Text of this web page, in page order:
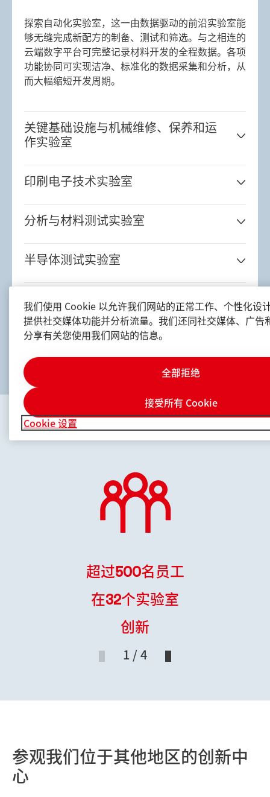
探索自动化实验室，这一由数据驱动的前沿实验室能
够无缝完成新配方的制备、测试和筛选。与之相连的
云端数字平台可完整记录材料开发的全程数据。各项
功能协同可实现洁净、标准化的数据采集和分析，从
而大幅缩短开发周期。
关键基础设施与机械维修、保养和运
作实验室
在本实验室，您将领略行业前沿的产品与解决方案，
和机器，从而延长设备寿命、提高效率并增强可靠
性。
印刷电子技术实验室
探索我们如何在印刷电子技术实验室中，通过配方开
发、印刷技术及创新，打造数据驱动的解决方案。我
们的印刷技术涵盖3D打印、印刷电子技术及导电胶
（ECAs）。在这里，我们依托于汉高先进的材料科
学与自动化技术，将全新设计想法转化为3D、2D制
分析与材料测试实验室
该实验室专注于仪器分析领的专业技技术能力，助力
汉高提升创新竞争优势。凭借领先的分析技术专知和
全面的仪器分析能力，实验室为跨行业领域提供支
析、质谱分析以及材料表征等领域。
半导体测试实验室
材料与工艺的特性，开发先进的制程技术，并挖掘其
在各类半导体器件中的潜在应用，以解决客户的关键
痛点。通过深入的分析与严谨的实验，实验室力求提
供更高效、更可靠的解决方案，以满足现代半导体封
热管理实验室
探索我们如何在热管理实验室通过配方开发、测试验
证和技术创新，打造下一代热管理解决方案。该实验
室专注于开发面向未来的导热材料，包括凝胶、导热
垫片、间隙填充材料和相变材料，广泛应用于汽车、
上海创新体验中心概览
超过500名员工
在32个实验室
创新
1 / 4
参观我们位于其他地区的创新中
心
我们使用 Cookie 以允许我们网站的正常工作、个性化设
提供社交媒体功能并分析流量。我们还同社交媒体、广告
分享有关您使用我们网站的信息。
Cookie 设置
全部拒绝
接受所有 Cookie